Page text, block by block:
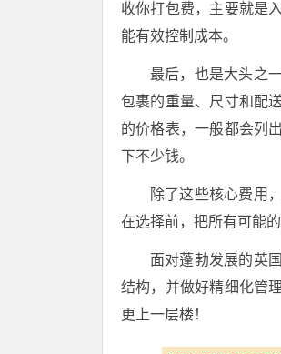
收你打包费，主要就是
能有效控制成本。
最后，也是大头之
包裹的重量、尺寸和配
的价格表，一般都会列
下不少钱。
除了这些核心费用
在选择前，把所有可能
面对蓬勃发展的英
结构，并做好精细化管
更上一层楼！